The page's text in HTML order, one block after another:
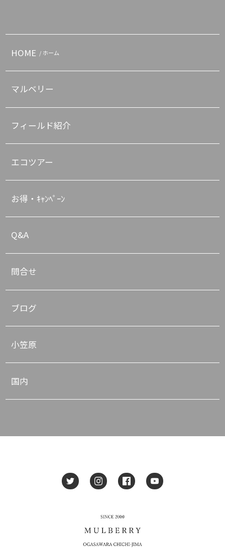
HOME / ホーム
マルベリー
フィールド紹介
エコツアー
お得・ｷｬﾝﾍﾟｰﾝ
Q&A
問合せ
ブログ
小笠原
国内